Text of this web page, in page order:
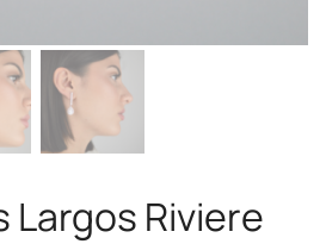
Largos Riviere